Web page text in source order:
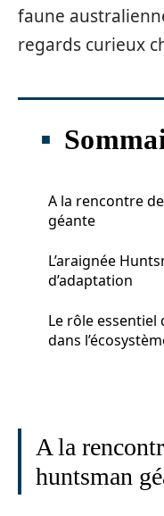
faune
regards curieux
A la rencontre
géante
L’araignée
d’adaptation
Le rôle
dans
A la
huntsman